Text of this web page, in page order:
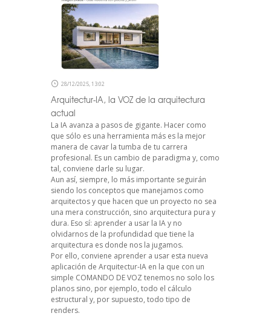
28/12/2025, 13:02
Arquitectur-IA, la VOZ de la arquitectura
actual
La IA avanza a pasos de gigante. Hacer como
que sólo es una herramienta más es la mejor
manera de cavar la tumba de tu carrera
profesional. Es un cambio de paradigma y, como
tal, conviene darle su lugar.
Aun así, siempre, lo más importante seguirán
siendo los conceptos que manejamos como
arquitectos y que hacen que un proyecto no sea
una mera construcción, sino arquitectura pura y
dura. Eso sí: aprender a usar la IA y no
olvidarnos de la profundidad que tiene la
arquitectura es donde nos la jugamos.
Por ello, conviene aprender a usar esta nueva
aplicación de Arquitectur-IA en la que con un
simple COMANDO DE VOZ tenemos no solo los
planos sino, por ejemplo, todo el cálculo
estructural y, por supuesto, todo tipo de
renders.